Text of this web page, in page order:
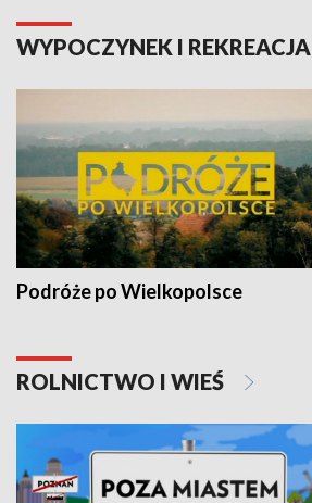
WYPOCZYNEK I REKREACJA
Podróże po Wielkopolsce
ROLNICTWO I WIEŚ